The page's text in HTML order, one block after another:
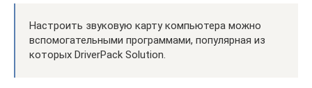
Настроить звуковую карту компьютера можно
вспомогательными программами, популярная из
которых DriverPack Solution.